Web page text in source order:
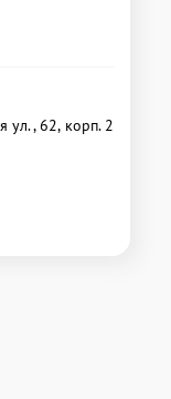
ул., 62, корп. 2